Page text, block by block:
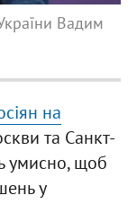
Вадим
на
та Санкт-
умисно, щоб
у